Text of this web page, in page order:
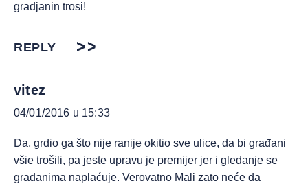
gradjanin trosi!
REPLY
vitez
04/01/2016 u 15:33
Da, grdio ga što nije ranije okitio sve ulice, da bi građani
všie trošili, pa jeste upravu je premijer jer i gledanje se
građanima naplaćuje. Verovatno Mali zato neće da